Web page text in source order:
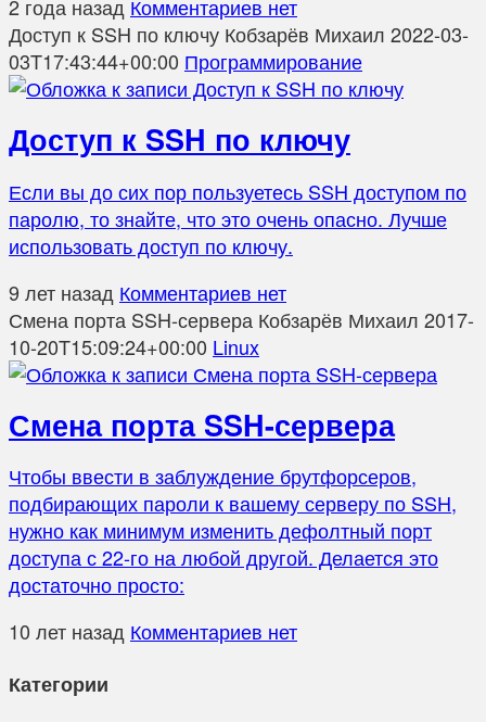
2 года назад Комментариев нет
Доступ к SSH по ключу Кобзарёв Михаил 2022-03-
03T17:43:44+00:00 Программирование
Доступ к SSH по ключу
Если вы до сих пор пользуетесь SSH доступом по
паролю, то знайте, что это очень опасно. Лучше
использовать доступ по ключу.
9 лет назад Комментариев нет
Смена порта SSH-сервера Кобзарёв Михаил 2017-
10-20T15:09:24+00:00 Linux
Смена порта SSH-сервера
Чтобы ввести в заблуждение брутфорсеров,
подбирающих пароли к вашему серверу по SSH,
нужно как минимум изменить дефолтный порт
доступа с 22-го на любой другой. Делается это
достаточно просто:
10 лет назад Комментариев нет
Категории